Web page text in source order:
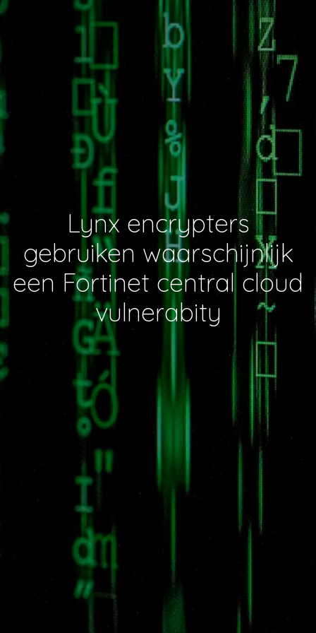
Lynx encrypters
gebruiken waarschijnlijk
een Fortinet central cloud
vulnerabity